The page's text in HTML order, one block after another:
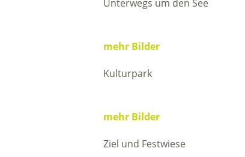
Unterwegs um den See
mehr Bilder
Kulturpark
mehr Bilder
Ziel und Festwiese